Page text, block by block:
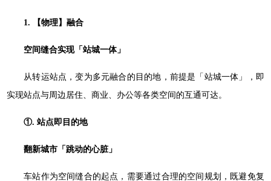
1. 【物理】融合
空间缝合实现「站城一体」
从转运站点，变为多元融合的目的地，前提是「站城一体」，即
实现站点与周边居住、商业、办公等各类空间的互通可达。
①. 站点即目的地
翻新城市「跳动的心脏」
车站作为空间缝合的起点，需要通过合理的空间规划，既避免复